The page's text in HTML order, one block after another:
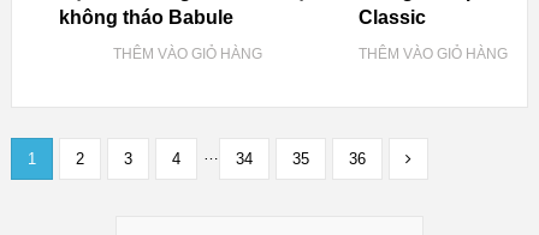
không tháo Babule
THÊM VÀO GIỎ HÀNG
Classic
THÊM VÀO GIỎ HÀNG
1 2 3 4 34 35 36